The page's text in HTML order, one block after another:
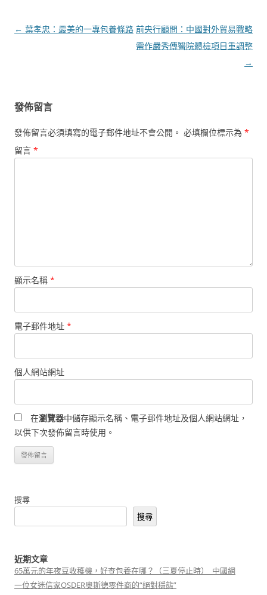
文
← 葉孝忠：最美的一專包養條路 前央行顧問：中國對外貿易戰略
需作嚴秀傳醫院體檢項目重調整
→
發佈留言
發佈留言必須填寫的電子郵件地址不會公開。 必填欄位標示為 *
留言 *
顯示名稱 *
電子郵件地址 *
個人網站網址
在瀏覽器中儲存顯示名稱、電子郵件地址及個人網站網址，
以供下次發佈留言時使用。
搜尋
搜尋
近期文章
65萬元的年夜豆收穫機，好查包養在哪？（三夏停止時）_中國網
一位女迷信家OSDER奧斯德零件商的“絕對穩態”